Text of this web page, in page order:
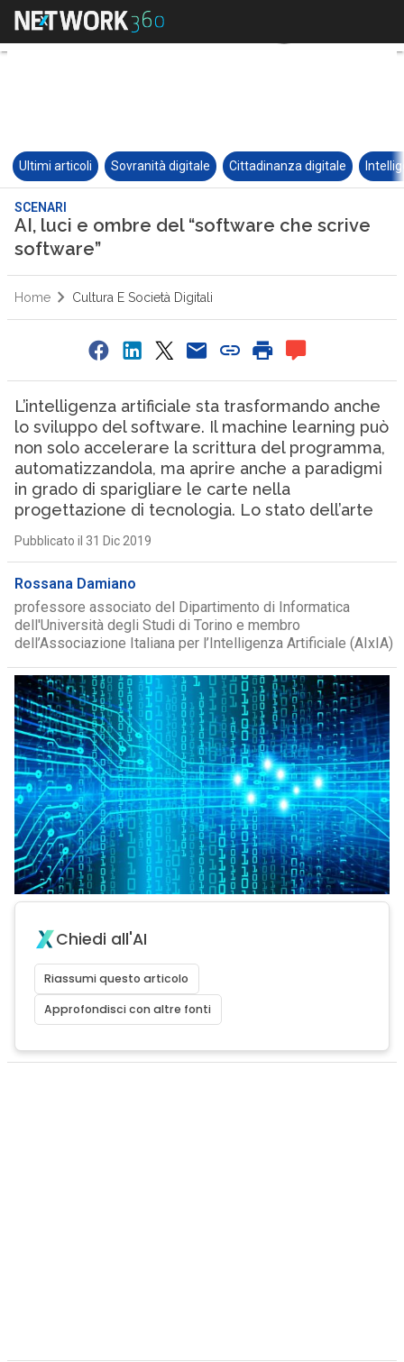
Ultimi articoli Sovranità digitale Cittadinanza digitale
SCENARI
AI, luci e ombre del “software che scrive
software”
Home Cultura E Società Digitali
L’intelligenza artificiale sta trasformando anche
lo sviluppo del software. Il machine learning può
non solo accelerare la scrittura del programma,
automatizzandola, ma aprire anche a paradigmi
in grado di sparigliare le carte nella
progettazione di tecnologia. Lo stato dell’arte
Pubblicato il 31 Dic 2019
Rossana Damiano
professore associato del Dipartimento di Informatica
dell'Università degli Studi di Torino e membro
dell’Associazione Italiana per l’Intelligenza Artificiale (AIxIA)
Chiedi all'AI
Riassumi questo articolo
Approfondisci con altre fonti